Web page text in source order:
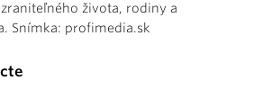
života, rodiny a
Snímka: profimedia.sk